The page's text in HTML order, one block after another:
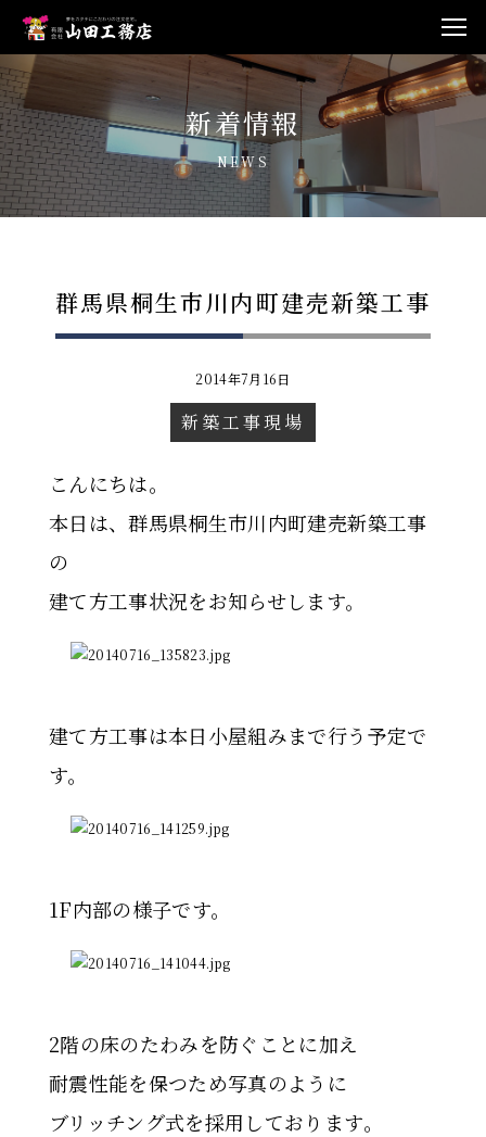
新着情報
NEWS
群馬県桐生市川内町建売新築工事
2014年7月16日
新築工事現場
こんにちは。
本日は、群馬県桐生市川内町建売新築工事
の
建て方工事状況をお知らせします。
建て方工事は本日小屋組みまで行う予定で
す。
1F内部の様子です。
2階の床のたわみを防ぐことに加え
耐震性能を保つため写真のように
ブリッチング式を採用しております。